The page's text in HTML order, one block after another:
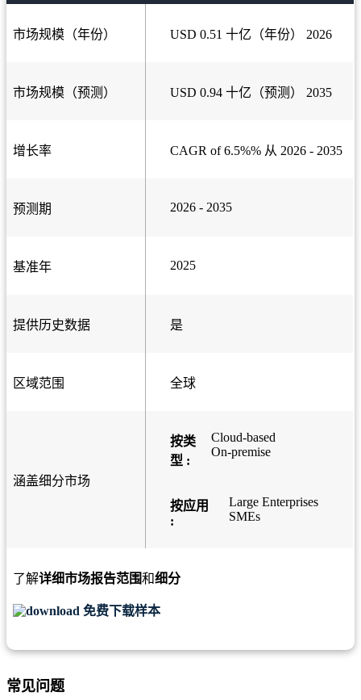
市场规模（年份） USD 0.51 十亿（年份） 2026
市场规模（预测） USD 0.94 十亿（预测） 2035
增长率 CAGR of 6.5%% 从 2026 - 2035
预测期 2026 - 2035
基准年 2025
提供历史数据 是
区域范围 全球
涵盖细分市场
按类
型 :
Cloud-based
On-premise
按应用
:
Large Enterprises
SMEs
了解详细市场报告范围和细分
免费下载样本
常见问题